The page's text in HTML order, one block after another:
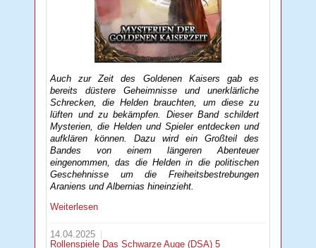
Auch zur Zeit des Goldenen Kaisers gab es
bereits düstere Geheimnisse und unerklärliche
Schrecken, die Helden brauchten, um diese zu
lüften und zu bekämpfen. Dieser Band schildert
Mysterien, die Helden und Spieler entdecken und
aufklären können. Dazu wird ein Großteil des
Bandes von einem längeren Abenteuer
eingenommen, das die Helden in die politischen
Geschehnisse um die Freiheitsbestrebungen
Araniens und Albernias hineinzieht.
Weiterlesen
14.04.2025
Rollenspiele Das Schwarze Auge (DSA) 5